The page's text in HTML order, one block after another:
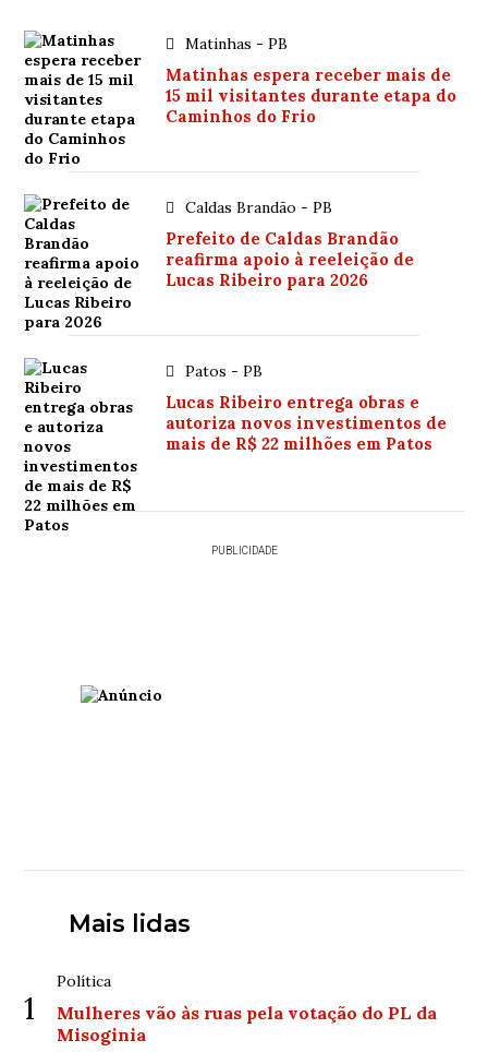
Matinhas - PB
Matinhas espera receber mais de
15 mil visitantes durante etapa do
Caminhos do Frio
Caldas Brandão - PB
Prefeito de Caldas Brandão
reafirma apoio à reeleição de
Lucas Ribeiro para 2026
Patos - PB
Lucas Ribeiro entrega obras e
autoriza novos investimentos de
mais de R$ 22 milhões em Patos
PUBLICIDADE
Mais lidas
1
Política
Mulheres vão às ruas pela votação do PL da
Misoginia